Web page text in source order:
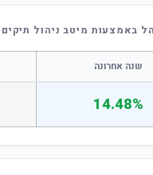
באמצעות מיטב ניהול
שנה אחרונה
14.48%